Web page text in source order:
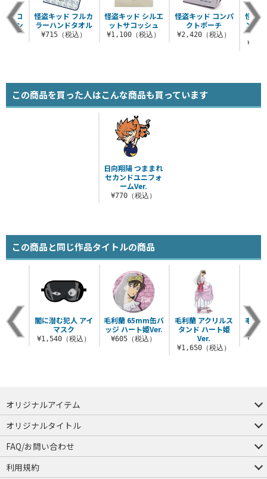
怪盗キッド シルエ
ットサコッシュ
¥1,100（税込）
怪盗キッド コンパ
クトポーチ
¥2,420（税込）
怪盗
ンマ
イコ
ホン
怪盗キッド フルカ
ラーハンドタオル
¥715（税込）
この商品を買った人はこんな商品も買っています
日向翔陽 つままれ
セカンドユニフォ
ームVer.
¥770（税込）
この商品と同じ作品タイトルの商品
毛利蘭 65mm缶バ
ッジ ハート姫Ver.
¥605（税込）
毛利蘭 アクリルス
タンド ハート姫
Ver.
¥1,650（税込）
毛利
タン
ャツ
込）
闇に潜む犯人 アイ
マスク
¥1,540（税込）
オリジナルアイテム
つままれ
つかまれ
ピョコッテ
オリジナルタイトル
アイテムヤ
ミスカトニック大學購買部
FAQ/お問い合わせ
FAQ
お問い合わせ
利用規約